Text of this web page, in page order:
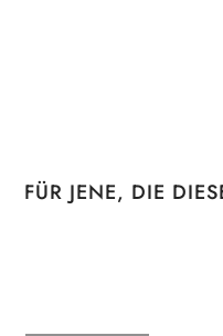
FÜR JENE, DIE